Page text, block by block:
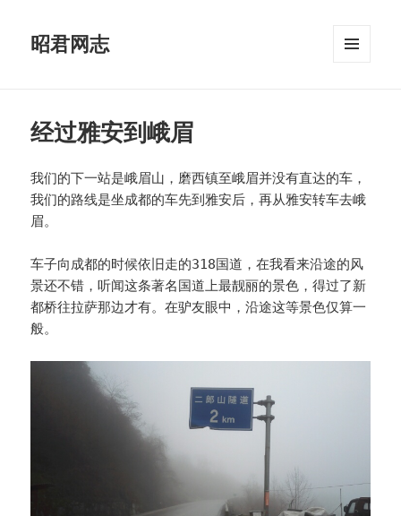
昭君网志
经过雅安到峨眉
我们的下一站是峨眉山，磨西镇至峨眉并没有直达的车，
我们的路线是坐成都的车先到雅安后，再从雅安转车去峨
眉。
车子向成都的时候依旧走的318国道，在我看来沿途的风
景还不错，听闻这条著名国道上最靓丽的景色，得过了新
都桥往拉萨那边才有。在驴友眼中，沿途这等景色仅算一
般。